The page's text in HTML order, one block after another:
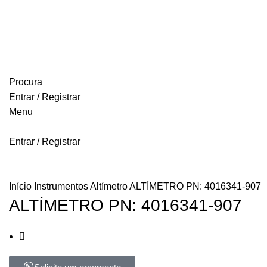
Procura
Entrar / Registrar
Menu
Entrar / Registrar
Início InstrumentosAltímetroALTÍMETRO PN: 4016341-907
ALTÍMETRO PN: 4016341-907